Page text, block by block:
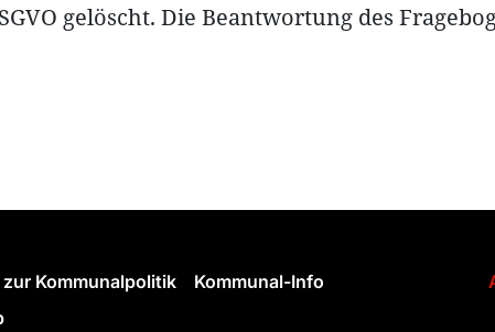
gelöscht. Die Beantwortung des
zur Kommunalpolitik
Kommunal-Info